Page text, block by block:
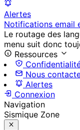
Alertes
Notifications email
Le routage des
menu suit donc
Ressources
Nous
Alertes
Connexion
Navigation
Sismique Zone